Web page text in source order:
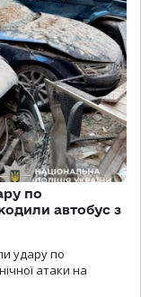
по
автобус з
удару по
атаки на